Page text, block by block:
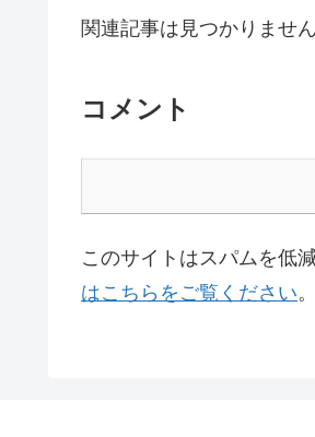
関連記事は見つかりません
コメント
このサイトはスパムを低
はこちらをご覧ください。